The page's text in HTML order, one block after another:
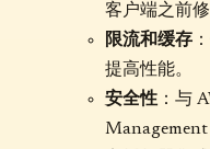
客户端之前修
限流和缓存
提高性能。
安全性 ：与